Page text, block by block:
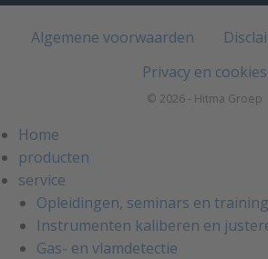
Algemene voorwaarden
Privacy en cookies
© 2026 - Hitma Groep
Home
producten
service
Opleidingen, seminars en
Instrumenten kaliberen en
Gas- en vlamdetectie